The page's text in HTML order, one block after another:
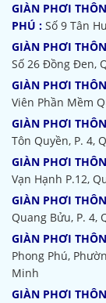
GIÀN PHƠI
PHÚ : Số 9 Tân
GIÀN PHƠI
Số 26 Đồng Đen,
GIÀN PHƠI
Viên Phần Mềm
GIÀN PHƠI
Tôn Quyền, P. 4,
GIÀN PHƠI
Vạn Hạnh P.12,
GIÀN PHƠI
Quang Bửu, P. 4,
GIÀN PHƠI
Phong Phú,
Minh
GIÀN PHƠI